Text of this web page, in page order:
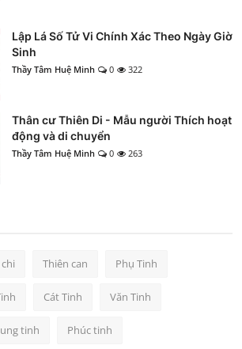
Lập Lá Số Tử Vi Chính Xác Theo Ngày Giờ
Sinh
Thầy Tâm Huệ Minh 0 322
Thân cư Thiên Di - Mẫu người Thích hoạt
động và di chuyển
Thầy Tâm Huệ Minh 0 263
Thiên can Phụ Tinh
Cát Tinh Văn Tinh
tinh Phúc tinh